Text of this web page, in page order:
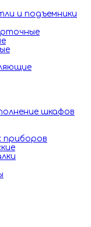
и подъемники
шкафов
приборов